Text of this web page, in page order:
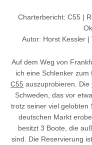
Charterbericht: C55 |
Autor: Horst Kessler |
Auf dem Weg von
ich eine Schlenker
C55 auszuprobieren. Die
Schweden, das vor
trotz seiner viel gelobten
deutschen Markt
besitzt 3 Boote, die
sind. Die Reservierung